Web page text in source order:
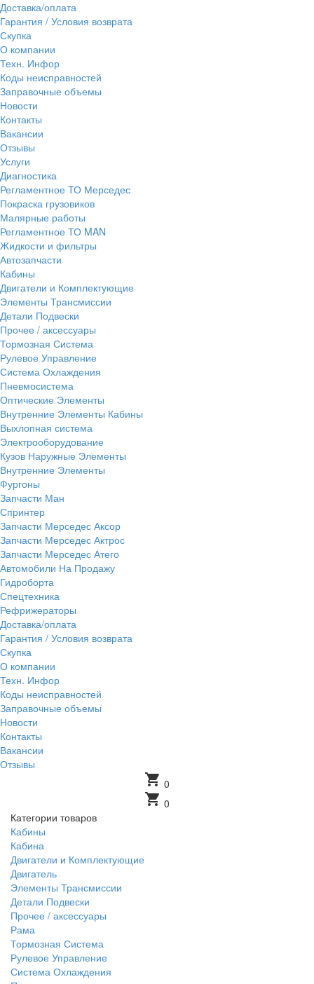
Доставка/оплата
Гарантия / Условия возврата
Скупка
О компании
Техн. Инфор
Коды неисправностей
Заправочные объемы
Новости
Контакты
Вакансии
Отзывы
Услуги
Диагностика
Регламентное ТО Мерседес
Покраска грузовиков
Малярные работы
Регламентное ТО MAN
Жидкости и фильтры
Автозапчасти
Кабины
Двигатели и Комплектующие
Элементы Трансмиссии
Детали Подвески
Прочее / аксессуары
Тормозная Система
Рулевое Управление
Система Охлаждения
Пневмосистема
Оптические Элементы
Внутренние Элементы Кабины
Выхлопная система
Электрооборудование
Кузов Наружные Элементы
Внутренние Элементы
Фургоны
Запчасти Ман
Спринтер
Запчасти Мерседес Аксор
Запчасти Мерседес Актрос
Запчасти Мерседес Атего
Автомобили На Продажу
Гидроборта
Спецтехника
Рефрижераторы
Доставка/оплата
Гарантия / Условия возврата
Скупка
О компании
Техн. Инфор
Коды неисправностей
Заправочные объемы
Новости
Контакты
Вакансии
Отзывы
shopping_cart 0
shopping_cart 0
Категории товаров
Кабины
Кабина
Двигатели и Комплектующие
Двигатель
Элементы Трансмиссии
Детали Подвески
Прочее / аксессуары
Рама
Тормозная Система
Рулевое Управление
Система Охлаждения